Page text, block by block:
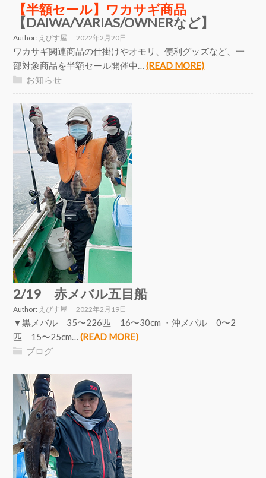
【半額セール】ワカサギ商品
【DAIWA/VARIAS/OWNERなど】
Author: えびす屋 2022年2月20日
ワカサギ関連商品の仕掛けやオモリ、便利グッズなど、一
部対象商品を半額セール開催中…(READ MORE)
お知らせ
2/19 赤メバル五目船
Author: えびす屋 2022年2月19日
▼黒メバル 35〜226匹 16〜30cm ・沖メバル 0〜2
匹 15〜25cm…(READ MORE)
ブログ